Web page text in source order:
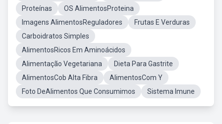
Proteínas
OS AlimentosProteina
Imagens AlimentosReguladores
Frutas E Verduras
Carboidratos Simples
AlimentosRicos Em Aminoácidos
Alimentação Vegetariana
Dieta Para Gastrite
AlimentosCob Alta Fibra
AlimentosCom Y
Foto DeAlimentos Que Consumimos
Sistema Imune